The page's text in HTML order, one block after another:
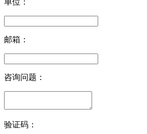
邮箱：
咨询问题：
验证码：